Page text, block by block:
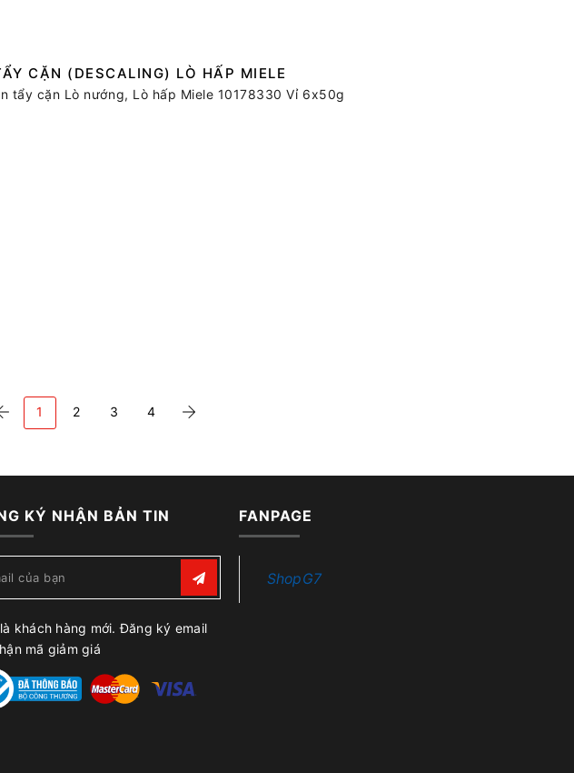
CẶN (DESCALING) LÒ HẤP MIELE
tẩy cặn Lò nướng, Lò hấp Miele 10178330 Vỉ 6x50g
1 2 3 4
KÝ NHẬN BẢN TIN
khách hàng mới. Đăng ký email
mã giảm giá
FANPAGE
ShopG7